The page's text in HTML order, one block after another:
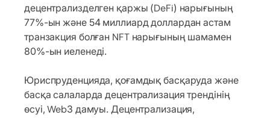
децентрализделген қаржы (DeFi) нарығының
77%-ын және 54 миллиард доллардан астам
транзакция болған NFT нарығының шамамен
80%-ын иеленеді.
Юриспруденцияда, қоғамдық басқаруда және
басқа салаларда децентрализация трендінің
өсуі, Web3 дамуы. Децентрализация,